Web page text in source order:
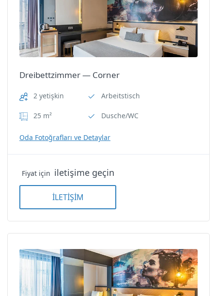
Nİ Hotel Lara
Oda Özellikleri
Dusche/WC
Elektrischer Wasserkocher
Elektronische Kasse
Haartrockner
Klimaanlage
Minibar
Wi-Fi
Dreibettzimmer — Corner
2 yetişkin
25 m²
Arbeitstisch
Dusche/WC
Oda Fotoğrafları ve Detaylar
Dreibettzimmer — Corner
Nİ Hotel Lara
Fiyat için iletişime geçin
İLETİŞİM